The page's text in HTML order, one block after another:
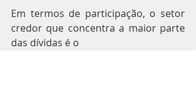
Em termos de participação, o setor
credor que concentra a maior parte
das dívidas é o